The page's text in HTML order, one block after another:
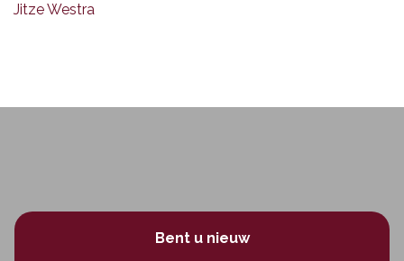
Jitze Westra
Bent u nieuw